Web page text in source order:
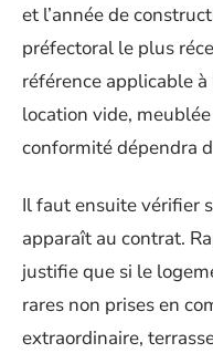
et l’année de
préfectoral le plus
référence applicable à
location vide,
conformité dépendra
Il faut ensuite vérifier
apparaît au contrat.
justifie que si le
rares non prises en
extraordinaire,